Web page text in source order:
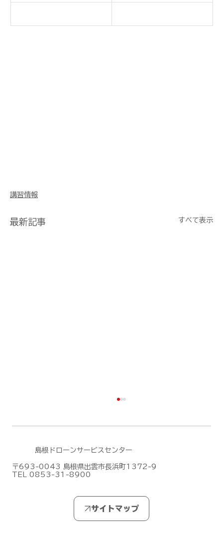
講習情報
最新記事 すべて表示
無人航空機操縦士試験の合格発表【ドロ
島根ドローンサービスセンター
〒693-0043 島根県出雲市長浜町1372-9
TEL 0853-31-8900